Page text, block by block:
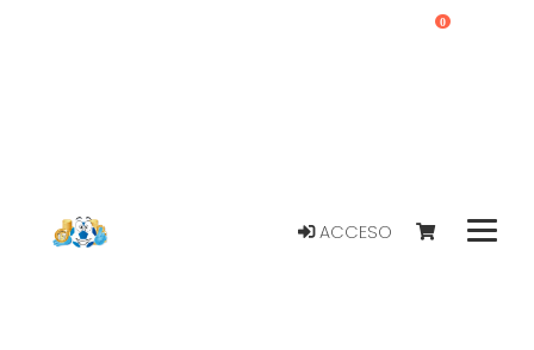
ACCESO
0